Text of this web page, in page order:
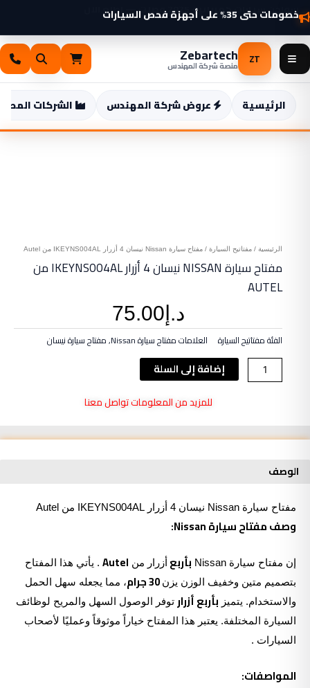
تخطي
إلى
المحتوى
خصومات حتى 35% على أجهزة فحص السيارات
شواحن سيارات كهربائية 2025 وصلت — اطّلع الآن
ZT
Zebartech
منصة شركة المهندس
الرئيسية عروض شركة المهندس الشركات
الرئيسية / مفتاتيح السيارة / مفتاح سيارة Nissan نيسان 4 أزرار IKEYNS004AL من Autel
مفتاح سيارة NISSAN نيسان 4 أزرار IKEYNS004AL من
AUTEL
د.إ75.00
الفئةمفتاتيح السيارة العلاماتمفتاح سيارة Nissan ,مفتاح سيارة نيسان
كمية
مفتاح
4
IKEYNS004AL
Autel
إضافة إلى السلة
للمزيد من المعلومات تواصل معنا
الوصف
مفتاح سيارة Nissan نيسان 4 أزرار IKEYNS004AL من Autel
وصف مفتاح سيارة Nissan:
إن مفتاح سيارة Nissan بأربع أزرار من Autel . يأتي هذا المفتاح
بتصميم متين وخفيف الوزن يزن
، مما يجعله سهل الحمل
والاستخدام. يتميز بأربعأزرار توفر الوصول السهل والمريح لوظائف
السيارة المختلفة. يعتبر هذا المفتاح خياراً موثوقاً وعمليًا لأصحاب
السيارات .
المواصفات:
Nissan
نيسان
4
أزرار
IKEYNS004AL
من
Autel